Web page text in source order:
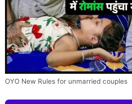
OYO New Rules for unmarried couples